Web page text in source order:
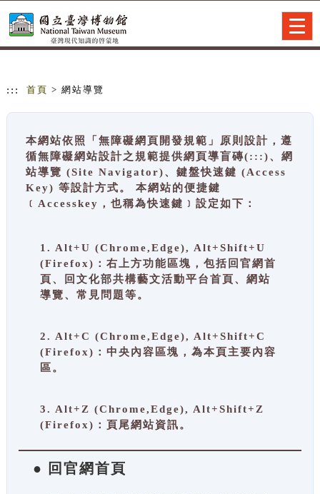
::: 首頁 > 網站導覽
本網站依照「無障礙網頁開發規範」原則設計，遵
循無障礙網站設計之規範提供網頁導盲磚(:::)、網
站導覽 (Site Navigator)、鍵盤快速鍵 (Access
Key) 等設計方式。 本網站的便捷鍵
﹝Accesskey，也稱為快速鍵﹞設定如下：
1. Alt+U (Chrome,Edge), Alt+Shift+U
(Firefox)：右上方功能區塊，包括回官網首
頁、回文化部共構藝文活動平台首頁、網站
導覽、常見問題等。
2. Alt+C (Chrome,Edge), Alt+Shift+C
(Firefox)：中央內容區塊，為本頁主要內容
區。
3. Alt+Z (Chrome,Edge), Alt+Shift+Z
(Firefox)：頁尾網站資訊。
● 回官網首頁